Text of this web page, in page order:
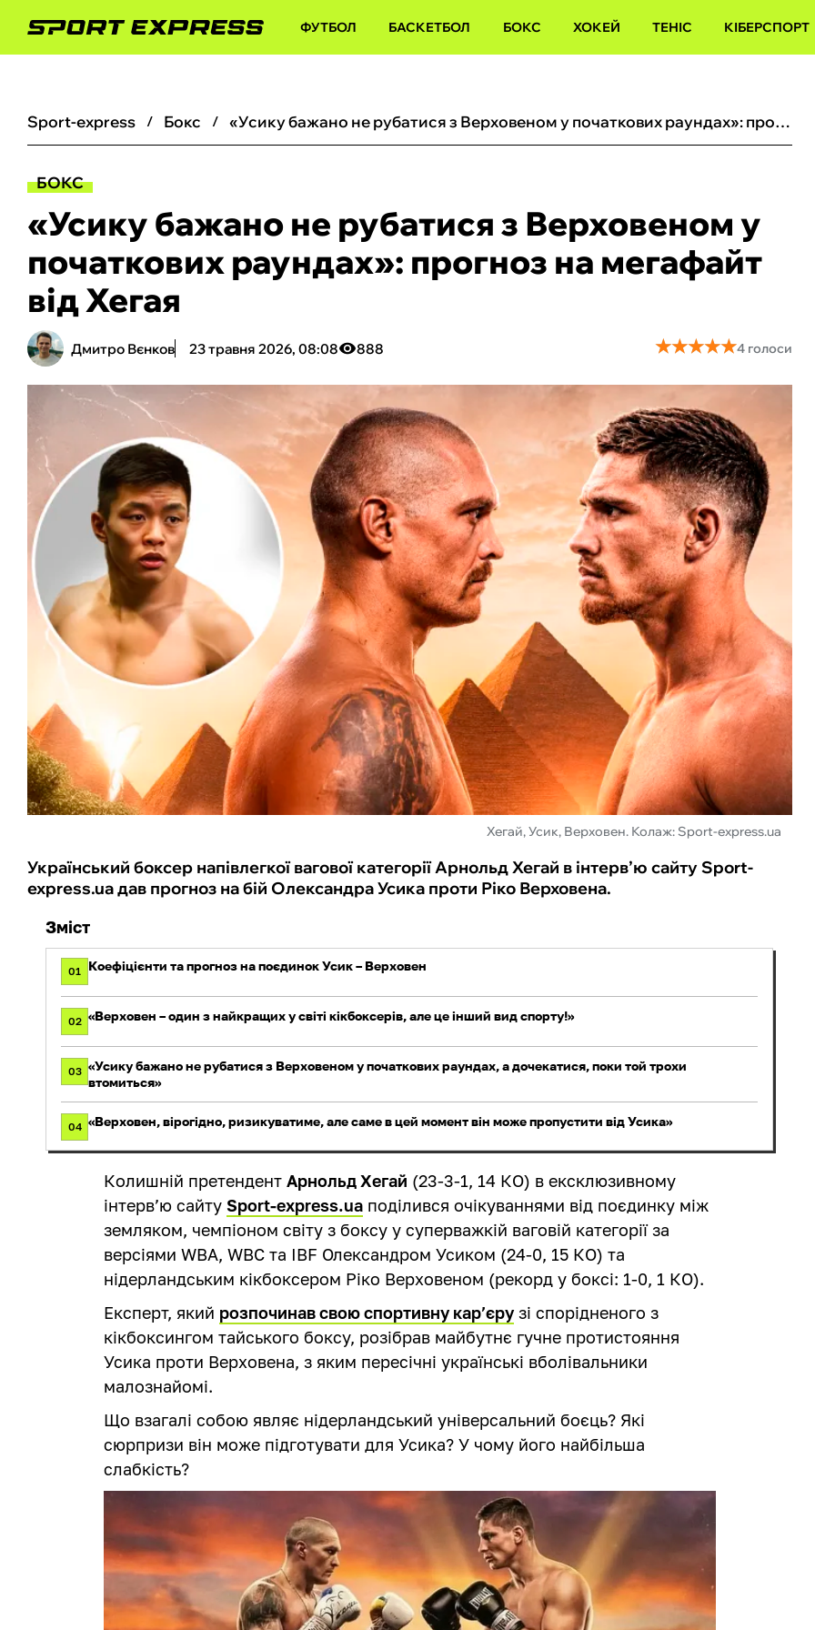
ФУТБОЛ БАСКЕТБОЛ БОКС ХОКЕЙ ТЕНІС КІБЕРСПОРТ
sport-express бокс «Усику бажано не рубатися з Верховеном у початкових раундах»: прогноз на мегафайт від Хегая
БОКС
«Усику бажано не рубатися з Верховеном у
початкових раундах»: прогноз на мегафайт
від Хегая
Дмитро Вєнков 23 травня 2026, 08:08 888 ★★★★★
★★★★★4 голоси
Хегай, Усик, Верховен. Колаж: Sport-express.ua
Український боксер напівлегкої вагової категорії Арнольд Хегай в інтерв’ю сайту Sport-
express.ua дав прогноз на бій Олександра Усика проти Ріко Верховена.
Зміст
01 Коефіцієнти та прогноз на поєдинок Усик – Верховен
02 «Верховен – один з найкращих у світі кікбоксерів, але це інший вид спорту!»
03 «Усику бажано не рубатися з Верховеном у початкових раундах, а дочекатися, поки той трохи
втомиться»
04 «Верховен, вірогідно, ризикуватиме, але саме в цей момент він може пропустити від Усика»
Колишній претендентАрнольд Хегай (23-3-1, 14 КО) в ексклюзивному
інтерв’ю сайтуSport-express.ua поділився очікуваннями від поєдинку між
земляком, чемпіоном світу з боксу у суперважкій ваговій категорії за
версіями WBA, WBC та IBF Олександром Усиком (24-0, 15 КО) та
нідерландським кікбоксером Ріко Верховеном (рекорд у боксі: 1-0, 1 КО).
Експерт, який розпочинав свою спортивну кар’єрузі спорідненого з
кікбоксингом тайського боксу, розібрав майбутнє гучне протистояння
Усика проти Верховена, з яким пересічні українські вболівальники
малознайомі.
Що взагалі собою являє нідерландський універсальний боєць? Які
сюрпризи він може підготувати для Усика? У чому його найбільша
слабкість?